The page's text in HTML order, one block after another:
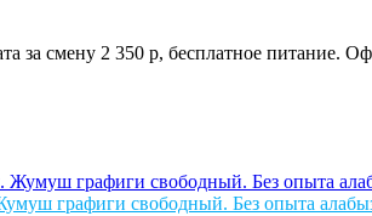
за смену 2 350 р, бесплатное
графиги свободный. Без опыта